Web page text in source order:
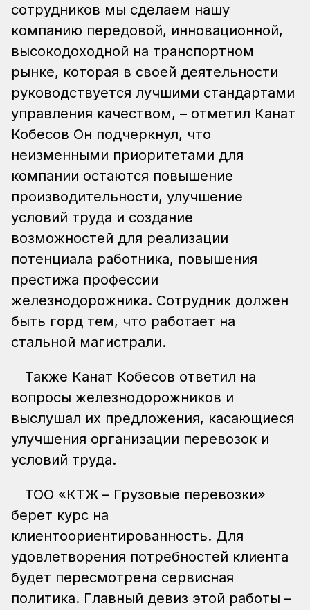
сотрудников мы сделаем нашу
компанию передовой, инновационной,
высокодоходной на транспортном
рынке, которая в своей деятельности
руководствуется лучшими стандартами
управления качеством, – отметил Канат
Кобесов Он подчеркнул, что
неизменными приоритетами для
компании остаются повышение
производительности, улучшение
условий труда и создание
возможностей для реализации
потенциала работника, повышения
престижа профессии
железнодорожника. Сотрудник должен
быть горд тем, что работает на
стальной магистрали.
Также Канат Кобесов ответил на
вопросы железнодорожников и
выслушал их предложения, касающиеся
улучшения организации перевозок и
условий труда.
ТОО «КТЖ – Грузовые перевозки»
берет курс на
клиентоориентированность. Для
удовлетворения потребностей клиента
будет пересмотрена сервисная
политика. Главный девиз этой работы –